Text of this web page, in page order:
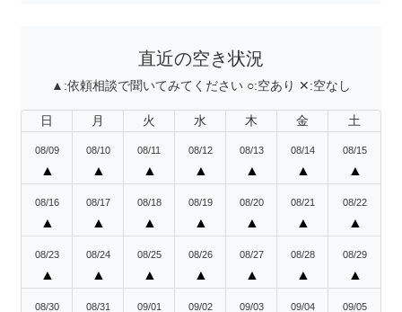
直近の空き状況
▲:依頼相談で聞いてみてください ○:空あり ✕:空なし
日 月 火 水 木 金 土
08/09
▲
08/10
▲
08/11
▲
08/12
▲
08/13
▲
08/14
▲
08/15
▲
08/16
▲
08/17
▲
08/18
▲
08/19
▲
08/20
▲
08/21
▲
08/22
▲
08/23
▲
08/24
▲
08/25
▲
08/26
▲
08/27
▲
08/28
▲
08/29
▲
08/30 08/31 09/01 09/02 09/03 09/04 09/05